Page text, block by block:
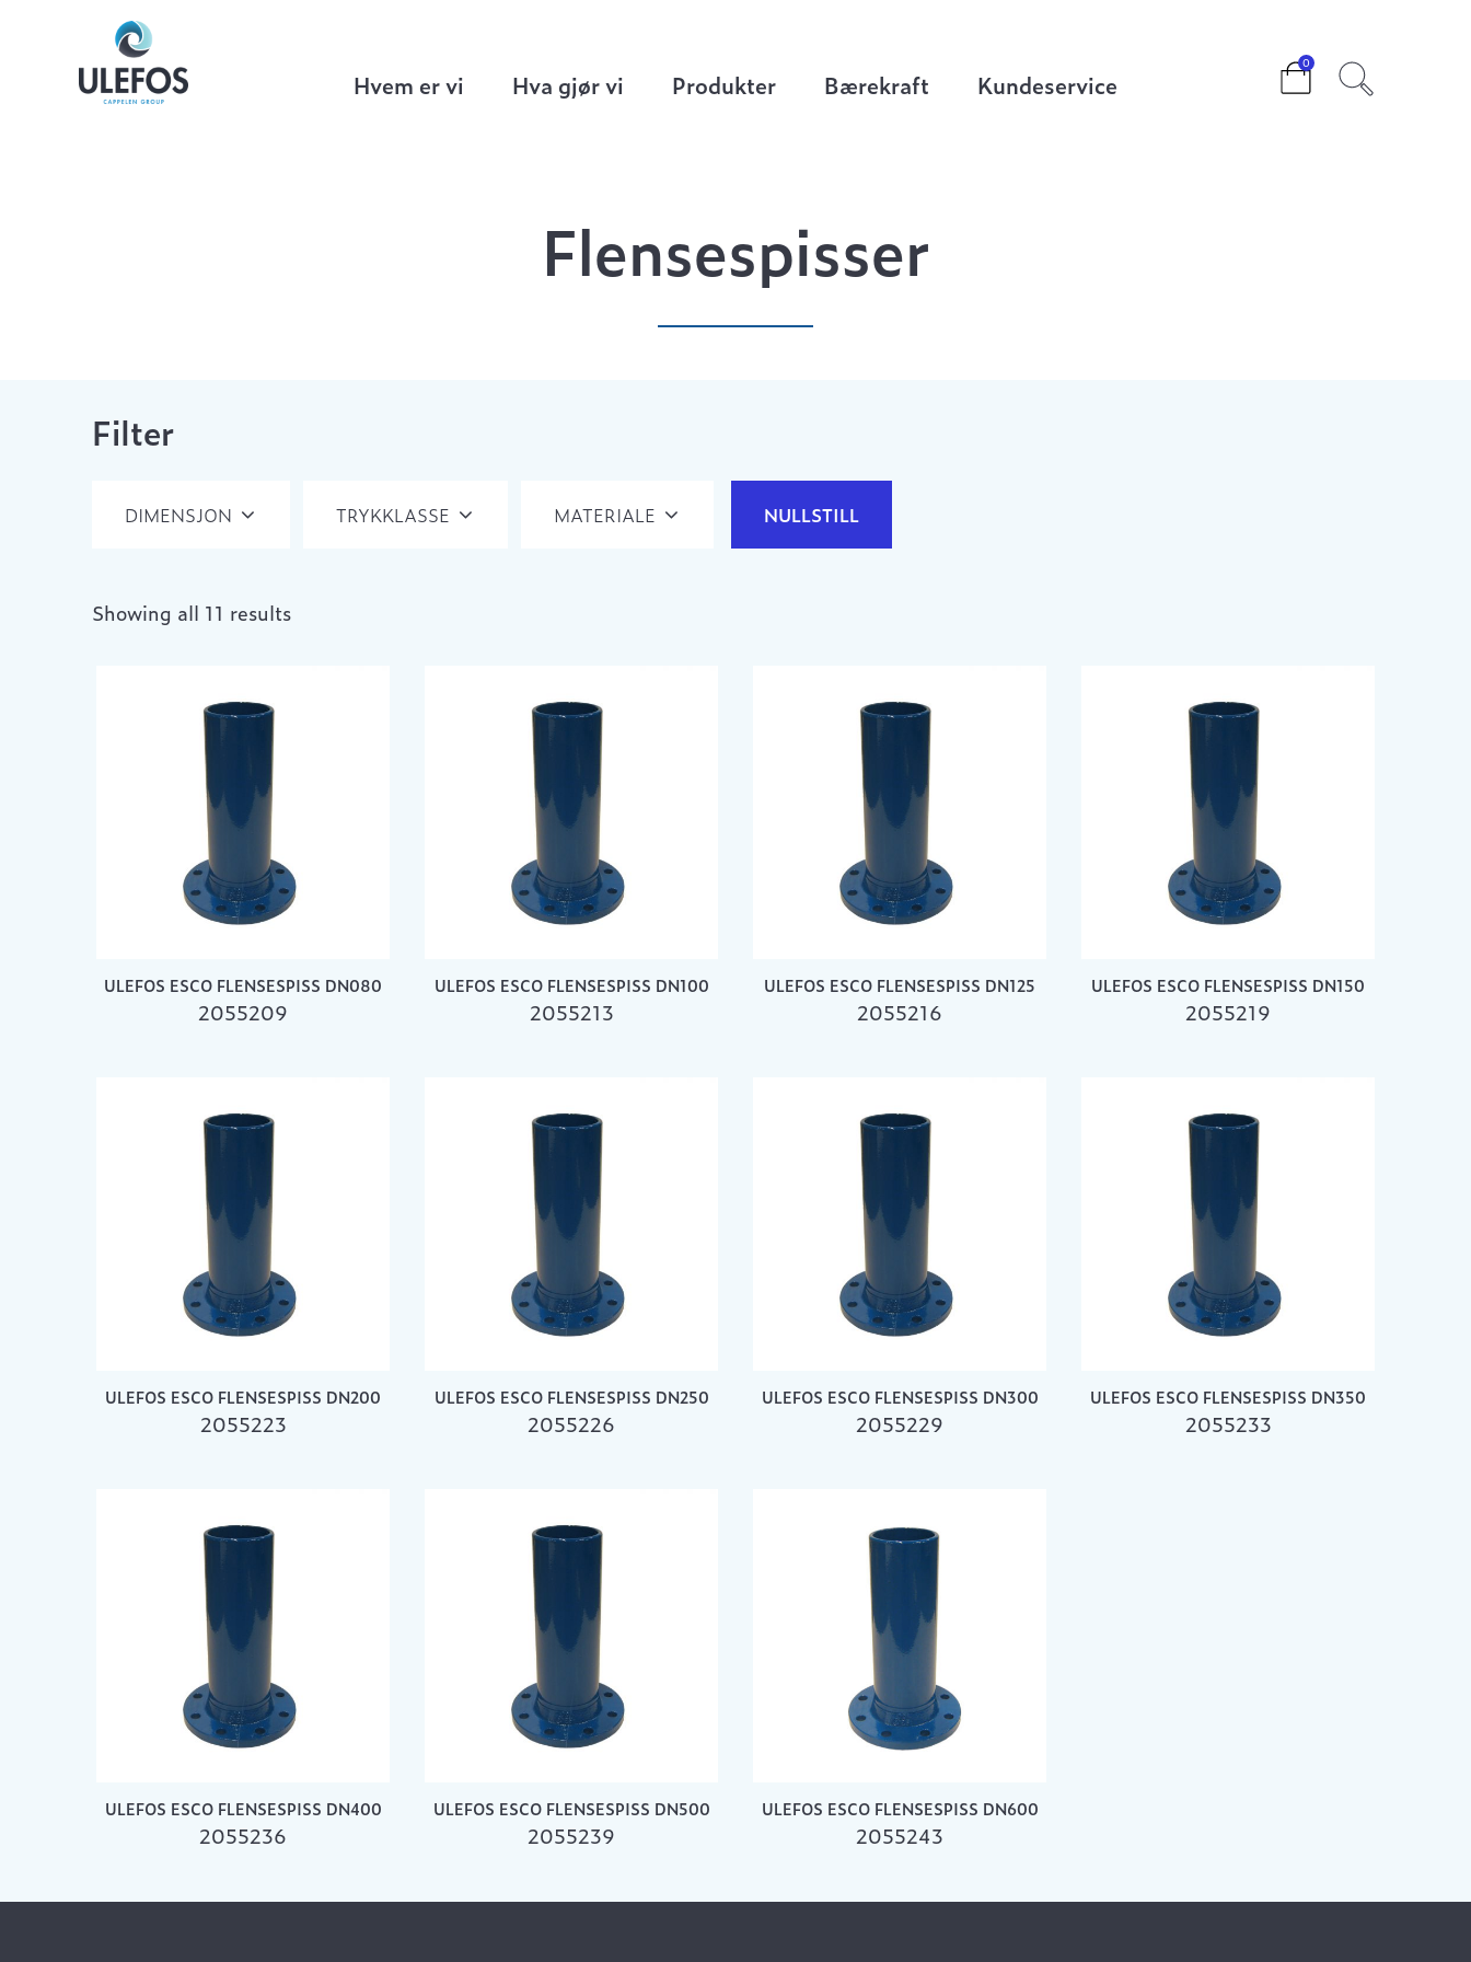
0
Hvem er vi Hva gjør vi Produkter Bærekraft Kundeservice
Ulefos>
Flensespisser
Filter
DIMENSJON TRYKKLASSE MATERIALE NULLSTILL
Showing all 11 results
ULEFOS ESCO FLENSESPISS DN080
2055209
ULEFOS ESCO FLENSESPISS DN100
2055213
ULEFOS ESCO FLENSESPISS DN125
2055216
ULEFOS ESCO FLENSESPISS DN150
2055219
ULEFOS ESCO FLENSESPISS DN200
2055223
ULEFOS ESCO FLENSESPISS DN250
2055226
ULEFOS ESCO FLENSESPISS DN300
2055229
ULEFOS ESCO FLENSESPISS DN350
2055233
ULEFOS ESCO FLENSESPISS DN400
2055236
ULEFOS ESCO FLENSESPISS DN500
2055239
ULEFOS ESCO FLENSESPISS DN600
2055243